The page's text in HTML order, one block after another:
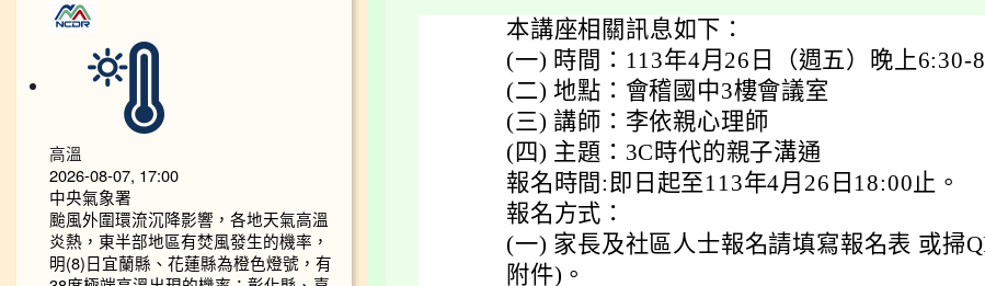
本講座相關訊息如下：
(一) 時間：113年4月26日（週五）晚上6:30-
(二) 地點：會稽國中3樓會議室
(三) 講師：李依親心理師
(四) 主題：3C時代的親子溝通
報名時間:即日起至113年4月26日18:00止。
報名方式：
(一) 家長及社區人士報名請填寫報名表 或掃
附件)。
高溫
2026-08-07, 17:00
中央氣象署
颱風外圍環流沉降影響，各地天氣高溫
炎熱，東半部地區有焚風發生的機率，
明(8)日宜蘭縣、花蓮縣為橙色燈號，有